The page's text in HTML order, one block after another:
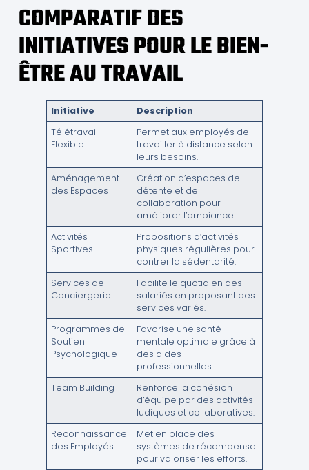
COMPARATIF DES
INITIATIVES POUR LE BIEN-
ÊTRE AU TRAVAIL
Initiative
Description
Télétravail
Flexible
Permet aux employés de
travailler à distance selon
leurs besoins.
Aménagement
des Espaces
Création d’espaces de
détente et de
collaboration pour
améliorer l’ambiance.
Activités
Sportives
Propositions d’activités
physiques régulières pour
contrer la sédentarité.
Services de
Conciergerie
Facilite le quotidien des
salariés en proposant des
services variés.
Programmes de
Soutien
Psychologique
Favorise une santé
mentale optimale grâce à
des aides
professionnelles.
Team Building
Renforce la cohésion
d’équipe par des activités
ludiques et collaboratives.
Reconnaissance
des Employés
Met en place des
systèmes de récompense
pour valoriser les efforts.